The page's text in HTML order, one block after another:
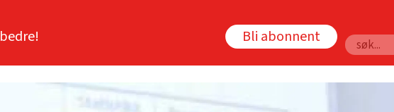
Bli abonnent
Søk